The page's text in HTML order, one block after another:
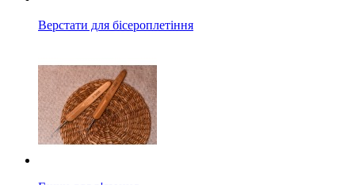
Верстати для бісероплетіння